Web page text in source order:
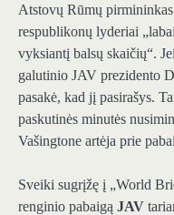
Atstovų Rūmų
respublikonų lyderiai
vyksiantį balsų skaičių“.
galutinio JAV prezidento
pasakė, kad jį pasirašys.
paskutinės minutės
Vašingtone artėja prie
Sveiki sugrįžę į „World
renginio pabaigą JAV